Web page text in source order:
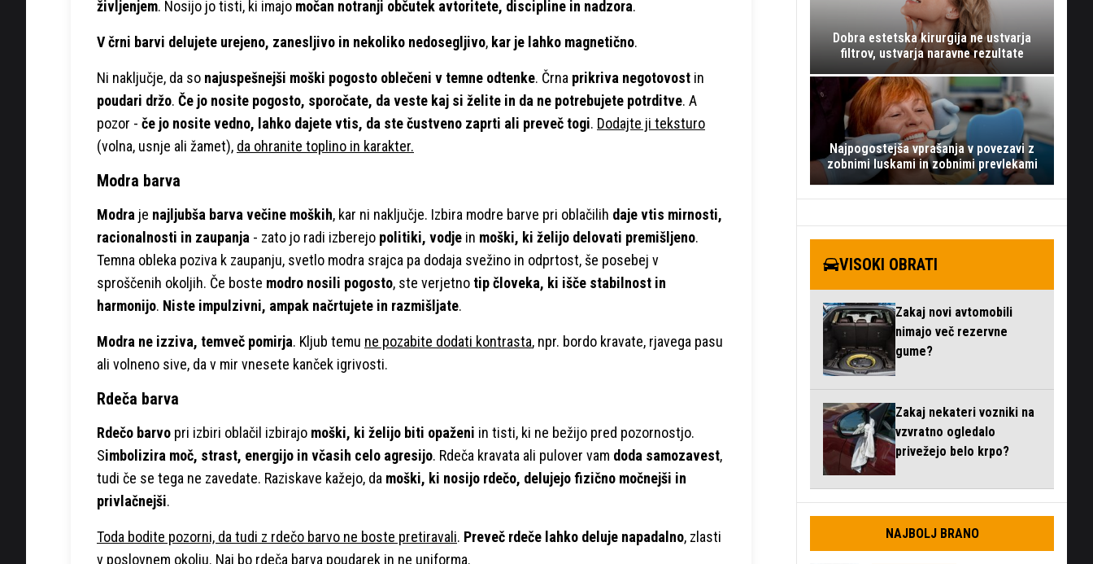
življenjem. Nosijo jo tisti, ki imajo močan notranji občutek avtoritete, discipline in nadzora.
V črni barvi delujete urejeno, zanesljivo in nekoliko nedosegljivo, kar je lahko magnetično.
Ni naključje, da so najuspešnejši moški pogosto oblečeni v temne odtenke. Črna prikriva negotovost in
poudari držo. Če jo nosite pogosto, sporočate, da veste kaj si želite in da ne potrebujete potrditve. A
pozor - če jo nosite vedno, lahko dajete vtis, da ste čustveno zaprti ali preveč togi. Dodajte ji teksturo
(volna, usnje ali žamet), da ohranite toplino in karakter.
Modra barva
Modra je najljubša barva večine moških, kar ni naključje. Izbira modre barve pri oblačilih daje vtis mirnosti,
racionalnosti in zaupanja - zato jo radi izberejo politiki, vodje in moški, ki želijo delovati premišljeno.
Temna obleka poziva k zaupanju, svetlo modra srajca pa dodaja svežino in odprtost, še posebej v
sproščenih okoljih. Če boste modro nosili pogosto, ste verjetnotip človeka, ki išče stabilnost in
harmonijo. Niste impulzivni, ampak načrtujete in razmišljate.
Modra ne izziva, temveč pomirja. Kljub temu ne pozabite dodati kontrasta, npr. bordo kravate, rjavega pasu
ali volneno sive, da v mir vnesete kanček igrivosti.
Rdeča barva
Rdečo barvo pri izbiri oblačil izbirajo moški, ki želijo biti opaženi in tisti, ki ne bežijo pred pozornostjo.
Simbolizira moč, strast, energijo in včasih celo agresijo. Rdeča kravata ali pulover vam doda samozavest,
tudi če se tega ne zavedate. Raziskave kažejo, da moški, ki nosijo rdečo, delujejo fizično močnejši in
privlačnejši.
Toda bodite pozorni, da tudi z rdečo barvo ne boste pretiravali. Preveč rdeče lahko deluje napadalno, zlasti
v poslovnem okolju. Naj bo rdeča barva poudarek in ne uniforma.
Dobra estetska kirurgija ne ustvarja
filtrov, ustvarja naravne rezultate
Najpogostejša vprašanja v povezavi z
zobnimi luskami in zobnimi prevlekami
VISOKI OBRATI
Zakaj novi avtomobili
nimajo več rezervne
gume?
Zakaj nekateri vozniki na
vzvratno ogledalo
privežejo belo krpo?
NAJBOLJ BRANO